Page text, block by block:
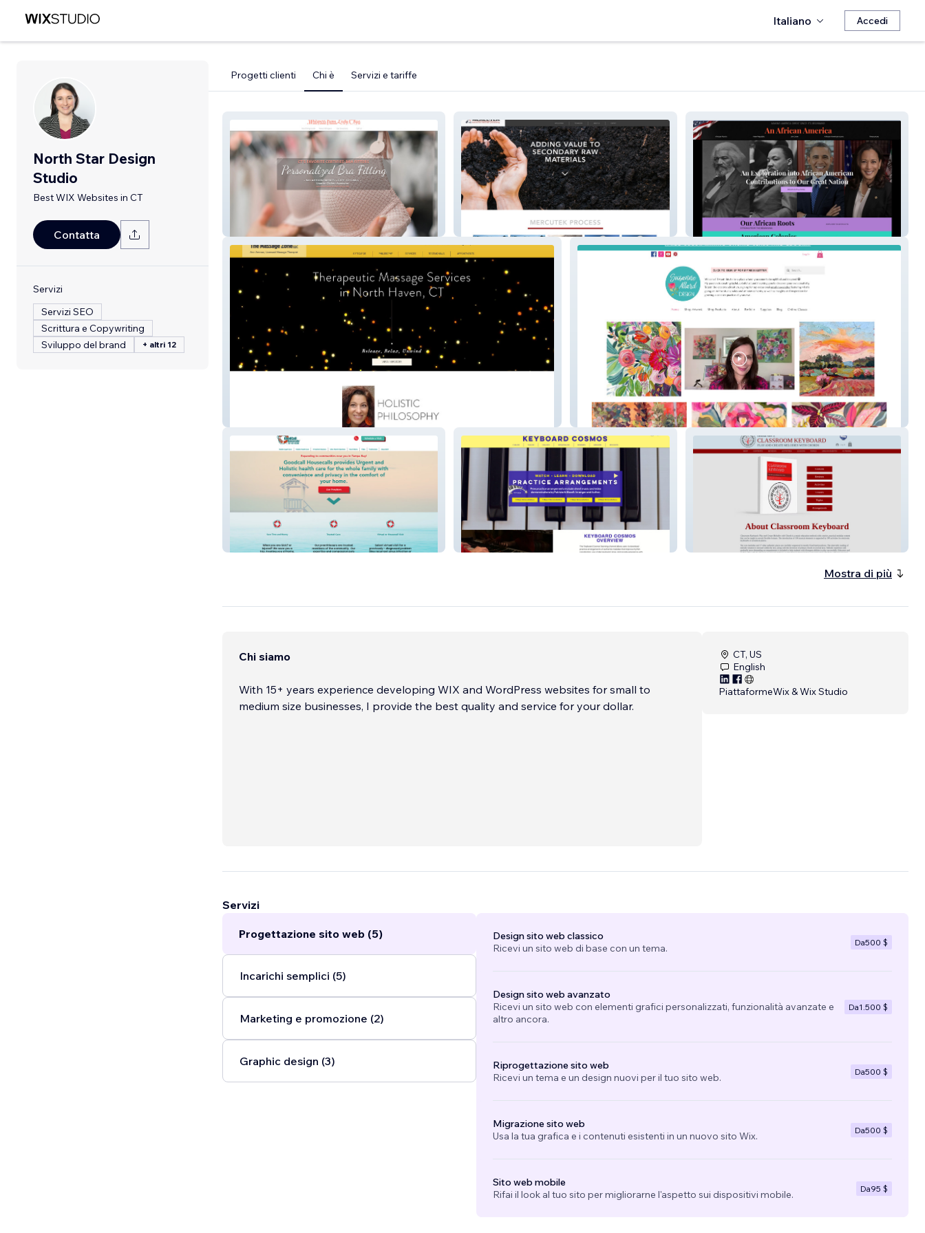
Italiano Accedi
North Star Design
Studio
Best WIX Websites in CT
Contatta
Servizi
Servizi SEO
Scrittura e Copywriting
Sviluppo del brand
+ altri 12
Progetti clienti Chi è Servizi e tariffe
whispersfromladyolga An African America
SuzanneAllard.com
goodcallhousecalls Keyboardcosmosv2 classroomkeyboard
Mostra di più
Chi siamo
With 15+ years experience developing WIX and WordPress websites for small to
medium size businesses, I provide the best quality and service for your dollar.
CT, US
English
PiattaformeWix & Wix Studio
Servizi
Progettazione sito web (5)
Incarichi semplici (5)
Marketing e promozione (2)
Graphic design (3)
Design sito web classico
Ricevi un sito web di base con un tema.
Da500 $
Design sito web avanzato
Ricevi un sito web con elementi grafici personalizzati, funzionalità avanzate e
altro ancora.
Da1.500 $
Riprogettazione sito web
Ricevi un tema e un design nuovi per il tuo sito web.
Da500 $
Migrazione sito web
Usa la tua grafica e i contenuti esistenti in un nuovo sito Wix.
Da500 $
Sito web mobile
Rifai il look al tuo sito per migliorarne l'aspetto sui dispositivi mobile.
Da95 $